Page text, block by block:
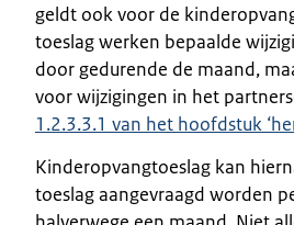
geldt ook voor de
toeslag werken bepaalde
door gedurende de maand,
voor wijzigingen in het
1.2.3.3.1 van het hoofdstuk
Kinderopvangtoeslag kan
toeslag aangevraagd worden